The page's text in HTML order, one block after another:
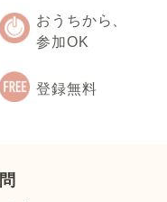
おうちから、
参加OK
登録無料